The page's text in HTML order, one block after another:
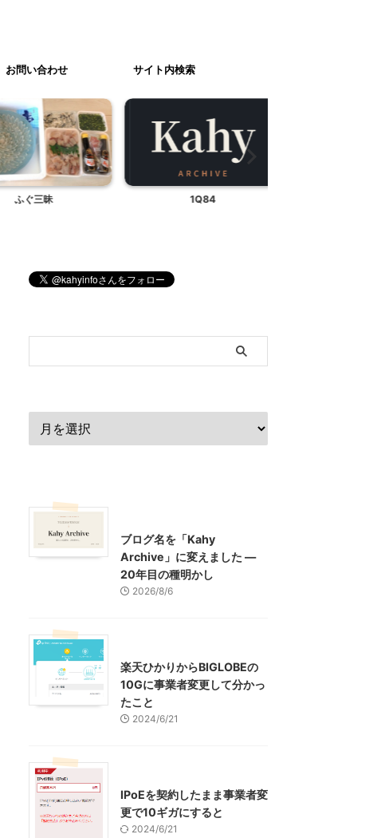
お問い合わせ サイト内検索
ふぐ三昧 1Q84
ブログ名を「Kahy
Archive」に変えました ―
20年目の種明かし
2026/8/6
楽天ひかりからBIGLOBEの
10Gに事業者変更して分かっ
たこと
2024/6/21
IPoEを契約したまま事業者変
更で10ギガにすると
2024/6/21